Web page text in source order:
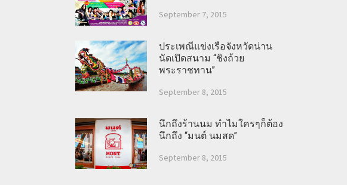
September 7, 2015
ประเพณีแข่งเรือจังหวัดน่าน
นัดเปิดสนาม “ชิงถ้วย
พระราชทาน”
September 8, 2015
นึกถึงร้านนม ทำไมใครๆก็ต้อง
นึกถึง “มนต์ นมสด”
September 8, 2015